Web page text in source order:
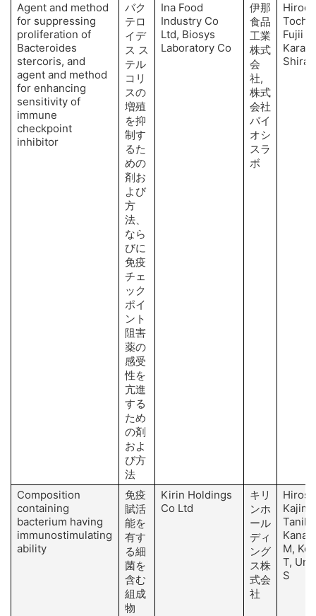
Agent and method
for suppressing
proliferation of
Bacteroides
stercoris, and
agent and method
for enhancing
sensitivity of
immune
checkpoint
inhibitor
バク
テロ
イデ
ス ス
テル
コリ
スの
増殖
を抑
制す
るた
めの
剤お
よび
方
法、
なら
びに
免疫
チェ
ック
ポイ
ント
阻害
薬の
感受
性を
亢進
する
ため
の剤
およ
び方
法
Ina Food
Industry Co
Ltd, Biosys
Laboratory Co
伊那
食品
工業
株式
会
社,
株式
会社
バイ
オシ
スラ
ボ
Fujii T,
Shirai
Composition
containing
bacterium having
immunostimulating
ability
免疫
賦活
能を
有す
る細
菌を
含む
組成
物
Kirin Holdings
Co Ltd
キリ
ンホ
ール
ディ
ング
ス株
式会
社
M,
T,
S